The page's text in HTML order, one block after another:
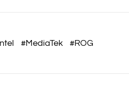
#MediaTek
#ROG